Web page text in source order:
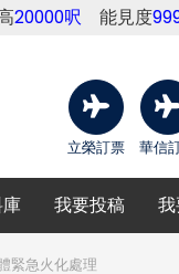
20000呎 能見度
立榮訂票 華信
我要投稿
緊急火化處理